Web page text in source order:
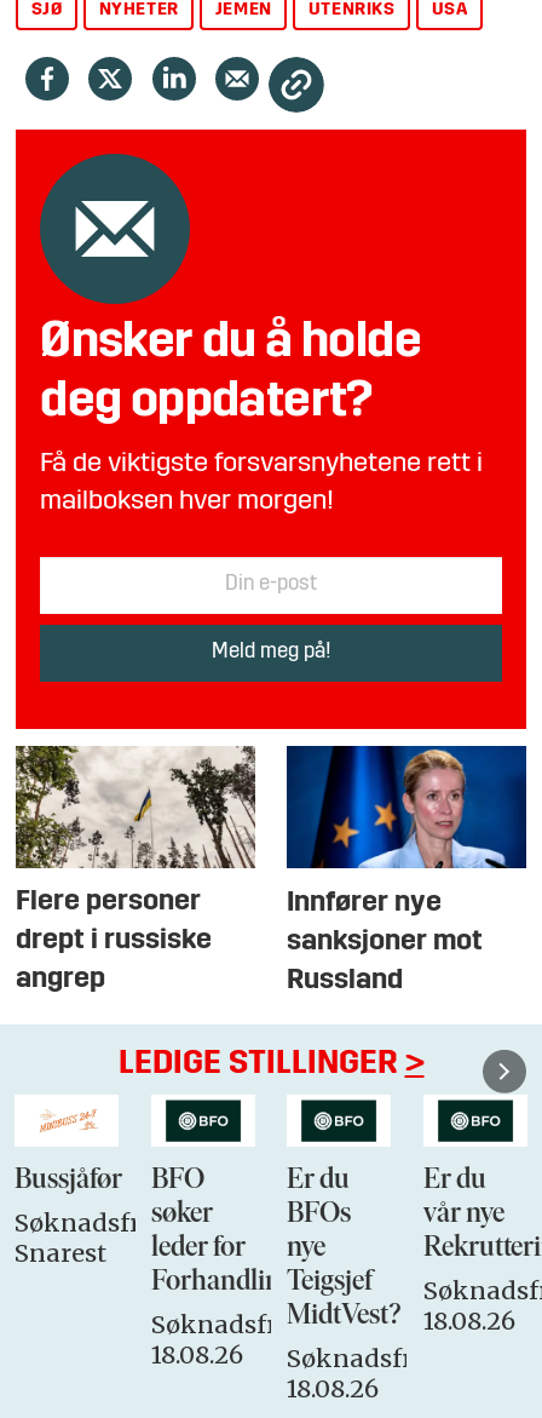
SJØ NYHETER JEMEN UTENRIKS USA
Ønsker du å holde
deg oppdatert?
Få de viktigste forsvarsnyhetene rett i
mailboksen hver morgen!
Flere personer
drept i russiske
angrep
Innfører nye
sanksjoner mot
Russland
LEDIGE STILLINGER >
Bussjåfør
Søknadsfrist:
Snarest
BFO
søker
leder for
Forhandlingsutvalget
Søknadsfrist:
18.08.26
Er du
BFOs
nye
Teigsjef
MidtVest?
Søknadsfrist:
18.08.26
Er du
vår nye
18.08.26